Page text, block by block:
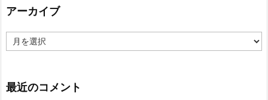
アーカイブ
ー
ブ
最近のコメント